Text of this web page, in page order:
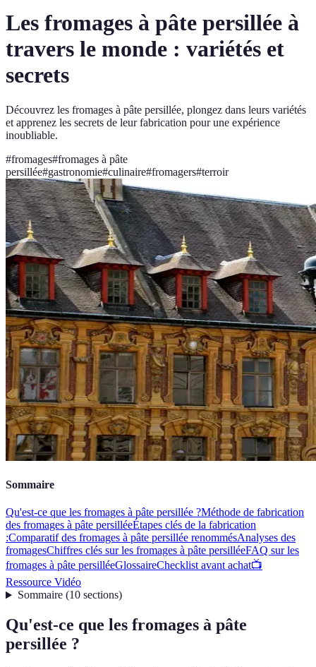
Les fromages à pâte persillée à
travers le monde : variétés et
secrets
Découvrez les fromages à pâte persillée, plongez dans leurs variétés
et apprenez les secrets de leur fabrication pour une expérience
inoubliable.
#fromages#fromages à pâte
persillée#gastronomie#culinaire#fromagers#terroir
Sommaire
Qu'est-ce que les fromages à pâte persillée ?Méthode de fabrication
des fromages à pâte persilléeÉtapes clés de la fabrication
:Comparatif des fromages à pâte persillée renommésAnalyses des
fromagesChiffres clés sur les fromages à pâte persilléeFAQ sur les
fromages à pâte persilléeGlossaireChecklist avant achat📺
Ressource Vidéo
Sommaire(10 sections)
Qu'est-ce que les fromages à pâte
persillée ?